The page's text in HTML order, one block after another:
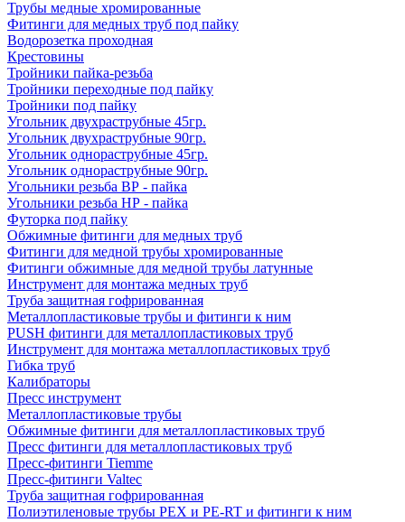
Трубы медные хромированные
Фитинги для медных труб под пайку
Водорозетка проходная
Крестовины
Тройники пайка-резьба
Тройники переходные под пайку
Тройники под пайку
Угольник двухраструбные 45гр.
Угольник двухраструбные 90гр.
Угольник однораструбные 45гр.
Угольник однораструбные 90гр.
Угольники резьба ВР - пайка
Угольники резьба НР - пайка
Футорка под пайку
Обжимные фитинги для медных труб
Фитинги для медной трубы хромированные
Фитинги обжимные для медной трубы латунные
Инструмент для монтажа медных труб
Труба защитная гофрированная
Металлопластиковые трубы и фитинги к ним
PUSH фитинги для металлопластиковых труб
Инструмент для монтажа металлопластиковых труб
Гибка труб
Калибраторы
Пресс инструмент
Металлопластиковые трубы
Обжимные фитинги для металлопластиковых труб
Пресс фитинги для металлопластиковых труб
Пресс-фитинги Tiemme
Пресс-фитинги Valtec
Труба защитная гофрированная
Полиэтиленовые трубы PEX и PE-RT и фитинги к ним